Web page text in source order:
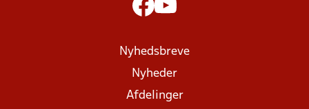
Nyhedsbreve
Nyheder
Afdelinger